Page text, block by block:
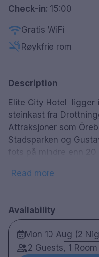
Check-in: 15:00
wifiGratis WiFi
smoke_free Røykfrie rom
Description
Elite City Hotel ligger
steinkast fra
Attraksjoner som
Stadsparken og
fots på mindre enn
fra den nye rikholdige
115 rom
Dobbeltrom og
Bad med dusj
Read more
Availability
Mon 10 Aug (2
2 Guests, 1 Room